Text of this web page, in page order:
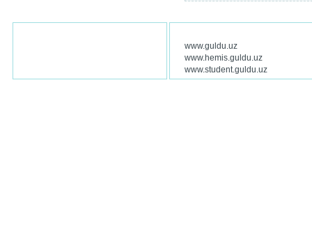
www.guldu.uz
www.hemis.guldu.uz
www.student.guldu.uz